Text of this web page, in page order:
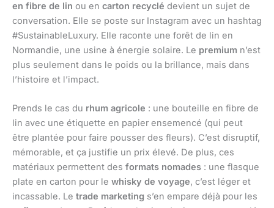
en fibre de lin ou en carton recyclé devient un sujet de
conversation. Elle se poste sur Instagram avec un hashtag
#SustainableLuxury. Elle raconte une forêt de lin en
Normandie, une usine à énergie solaire. Le premium n’est
plus seulement dans le poids ou la brillance, mais dans
l’histoire et l’impact.
Prends le cas du rhum agricole : une bouteille en fibre de
lin avec une étiquette en papier ensemencé (qui peut
être plantée pour faire pousser des fleurs). C’est disruptif,
mémorable, et ça justifie un prix élevé. De plus, ces
matériaux permettent des formats nomades : une flasque
plate en carton pour le whisky de voyage, c’est léger et
incassable. Le trade marketing s’en empare déjà pour les